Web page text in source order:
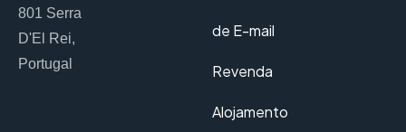
801 Serra
D'El Rei,
Portugal
de E-mail
Revenda
Alojamento